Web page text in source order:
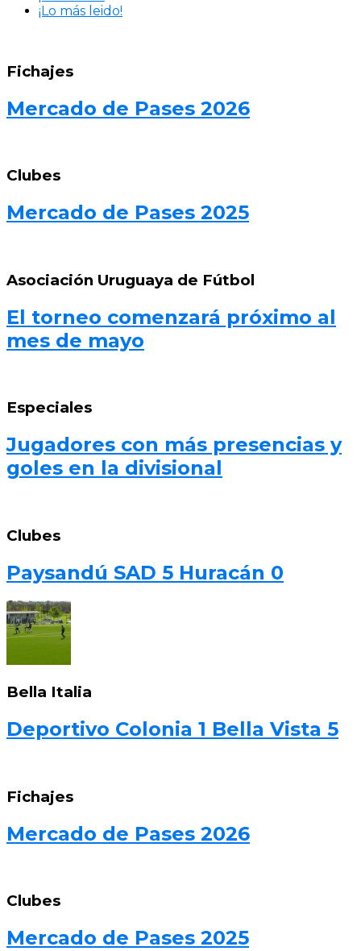
¡Lo más leido!
Fichajes
Mercado de Pases 2026
Clubes
Mercado de Pases 2025
Asociación Uruguaya de Fútbol
El torneo comenzará próximo al
mes de mayo
Especiales
Jugadores con más presencias y
goles en la divisional
Clubes
Paysandú SAD 5 Huracán 0
Bella Italia
Deportivo Colonia 1 Bella Vista 5
Fichajes
Mercado de Pases 2026
Clubes
Mercado de Pases 2025